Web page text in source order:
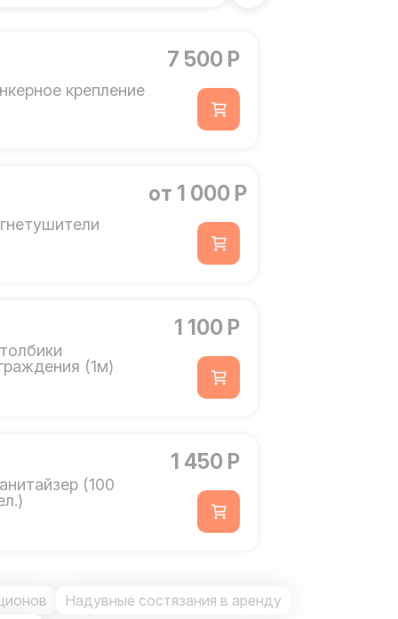
крепление
7 500 Р
от 1 000 Р
(1м)
1 100 Р
(100
1 450 Р
Надувные состязания в аренду